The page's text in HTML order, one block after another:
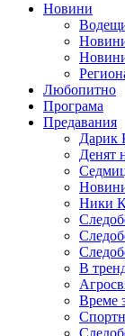
Новини
Любопитно
Програма
Предавания
Дарик
Денят
Ники
В
Време